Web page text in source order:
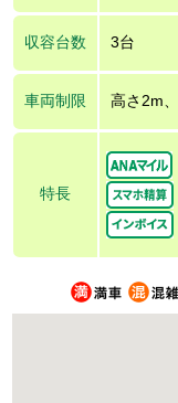
収容台数 3台
車両制限 高さ2m
特長